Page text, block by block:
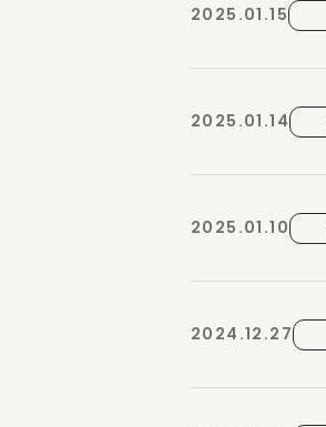
2025.01.15
2025.01.14
2025.01.10
2024.12.27